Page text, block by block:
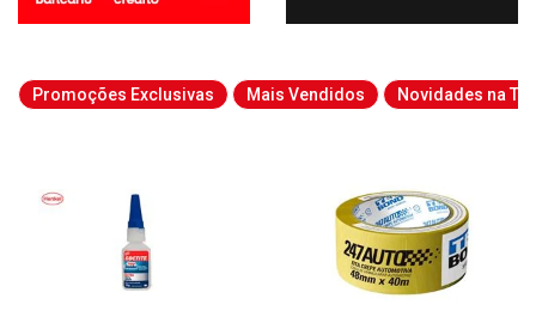
Promoções Exclusivas Mais Vendidos Novidades na